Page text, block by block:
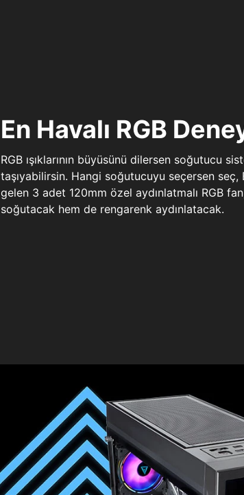
En Havalı RGB
RGB ışıklarının büyüsünü dilersen soğutucu
taşıyabilirsin. Hangi soğutucuyu seçersen
gelen 3 adet 120mm özel aydınlatmalı RGB
soğutacak hem de rengarenk aydınlatacak.